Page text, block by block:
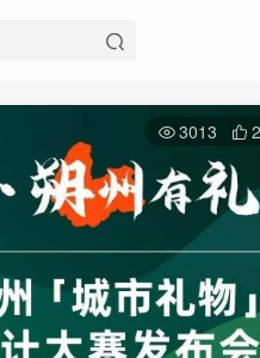
3013